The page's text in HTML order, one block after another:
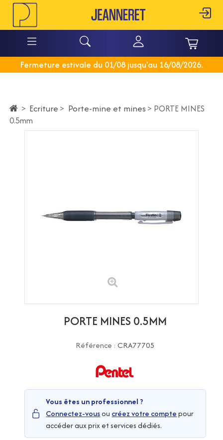
Fermeture estivale du 01/08 jusqu'au 16/08/2026.
> Ecriture > Porte-mine et mines > PORTE MINES
0.5mm
PORTE MINES 0.5MM
Référence : CRA77705
Vous êtes un professionnel ?
Connectez-vousou créez votre comptepour
accéder aux prix et services dédiés.